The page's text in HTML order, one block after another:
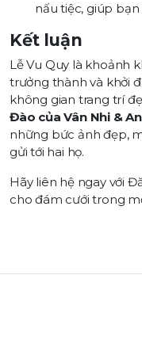
nấu tiệc, giúp
Kết luận
Lễ Vu Quy là khoảnh
trưởng thành và khởi
không gian trang trí
Đào của Vân Nhi &
những bức ảnh đẹp,
gửi tới hai họ.
Hãy liên hệ ngay với
cho đám cưới trong